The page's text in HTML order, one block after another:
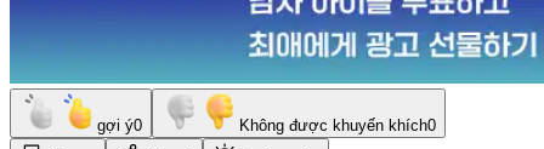
gợi ý0 Không được khuyến khích0